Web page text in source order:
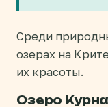
Среди
озерах на
их красоты.
Озеро